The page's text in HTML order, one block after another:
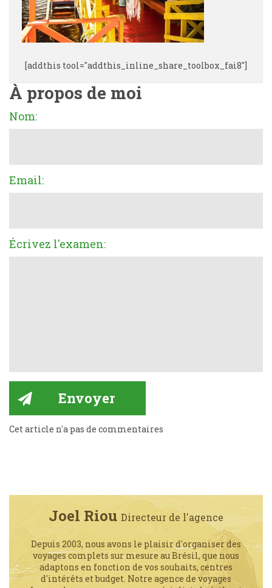
[addthis tool="addthis_inline_share_toolbox_fai8"]
À propos de moi
Nom:
Email:
Écrivez l'examen:
Cet article n'a pas de commentaires
Joel Riou Directeur de l'agence
Depuis 2003, nous avons le plaisir d'organiser des
voyages complets sur mesure au Brésil, que nous
adaptons en fonction de vos souhaits, centres
d'intérêts et budget. Notre agence de voyages